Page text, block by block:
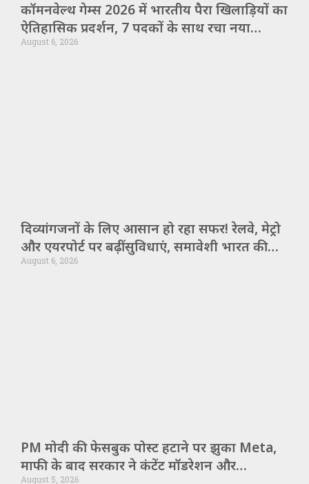
कॉमनवेल्थ गेम्स 2026 में भारतीय पैरा खिलाड़ियों का
ऐतिहासिक प्रदर्शन, 7 पदकों के साथ रचा नया
कीर्तिमान
August 6, 2026
दिव्यांगजनों के लिए आसान हो रहा सफर! रेलवे, मेट्रो
और एयरपोर्ट पर बढ़ीं सुविधाएं, समावेशी भारत की
ओर बड़ा कदम
August 6, 2026
PM मोदी की फेसबुक पोस्ट हटाने पर झुका Meta,
माफी के बाद सरकार ने कंटेंट मॉडरेशन और
August 5, 2026